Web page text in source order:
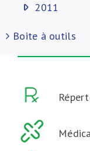
2011
Boite à outils